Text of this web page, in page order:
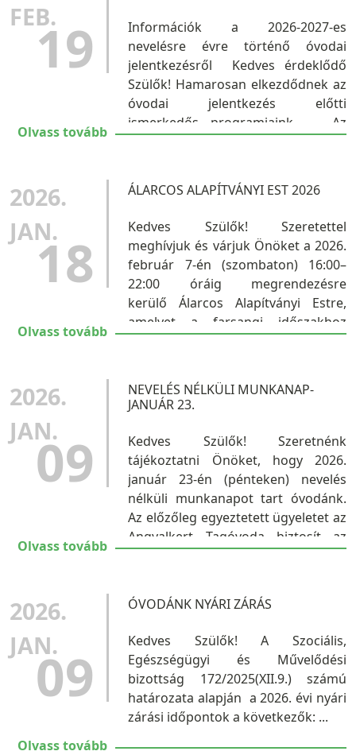
FEB.19
Információk a 2026-2027-es
nevelésre évre történő óvodai
jelentkezésről Kedves érdeklődő
Szülők! Hamarosan elkezdődnek az
óvodai jelentkezés előtti
ismerkedős programjaink. Az
jelentkezés alapján...
Olvass tovább
2026.
JAN.18
ÁLARCOS ALAPÍTVÁNYI EST 2026
Kedves Szülők! Szeretettel
meghívjuk és várjuk Önöket a 2026.
február 7-én (szombaton) 16:00–
22:00 óráig megrendezésre
kerülő Álarcos Alapítványi Estre,
amelyet a farsangi időszakhoz
Sportegyesület (BHSE) –
Vívócsarnok Cím: 1134...
Olvass tovább
2026.
JAN.09
NEVELÉS NÉLKÜLI MUNKANAP-
JANUÁR 23.
Kedves Szülők! Szeretnénk
tájékoztatni Önöket, hogy 2026.
január 23-én (pénteken) nevelés
nélküli munkanapot tart óvodánk.
Az előzőleg egyeztetett ügyeletet az
Angyalkert Tagóvoda biztosít az
Olvass tovább
2026.
JAN.09
ÓVODÁNK NYÁRI ZÁRÁS
Kedves Szülők! A Szociális,
Egészségügyi és Művelődési
bizottság 172/2025(XII.9.) számú
határozata alapján a 2026. évi nyári
zárási időpontok a következők: ...
Olvass tovább